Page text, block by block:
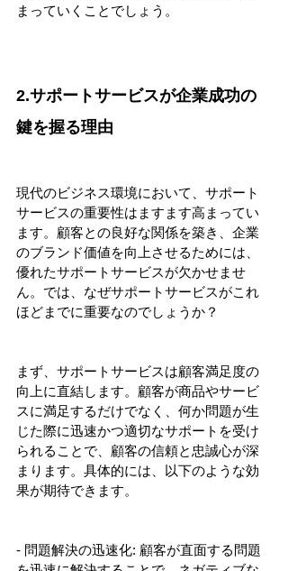
まっていくことでしょう。
2.サポートサービスが企業成功の
鍵を握る理由
現代のビジネス環境において、サポート
サービスの重要性はますます高まってい
ます。顧客との良好な関係を築き、企業
のブランド価値を向上させるためには、
優れたサポートサービスが欠かせませ
ん。では、なぜサポートサービスがこれ
ほどまでに重要なのでしょうか？
まず、サポートサービスは顧客満足度の
向上に直結します。顧客が商品やサービ
スに満足するだけでなく、何か問題が生
じた際に迅速かつ適切なサポートを受け
られることで、顧客の信頼と忠誠心が深
まります。具体的には、以下のような効
果が期待できます。
- 問題解決の迅速化: 顧客が直面する問題